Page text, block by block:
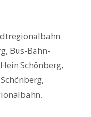
, Bus-Bahn-
Hein Schönberg,
Schönberg,
,